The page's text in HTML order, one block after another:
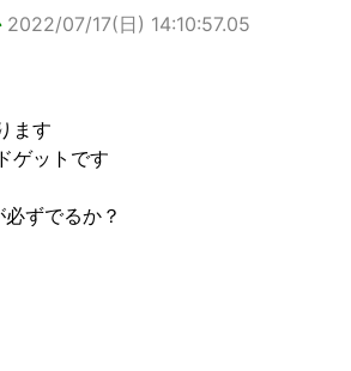
2022/07/17(日) 14:10:57.05
ます
ゲットです
ずでるか？